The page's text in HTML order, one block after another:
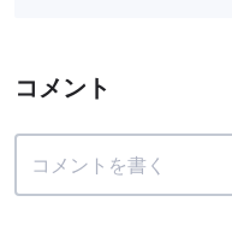
コメント